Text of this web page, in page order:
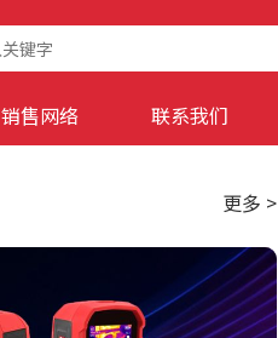
销售网络 联系我们
更多 >